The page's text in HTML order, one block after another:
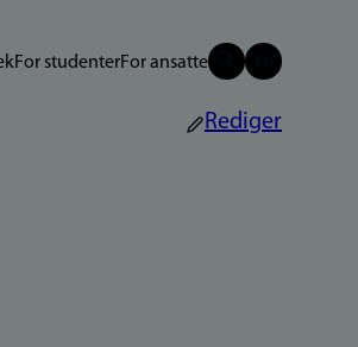
For studenterFor ansatte
Rediger